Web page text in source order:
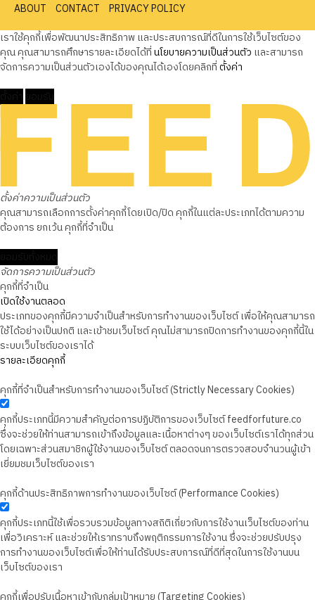
ABOUT CONTACT
PRIVACY POLICY
เราใช้คุกกี้เพื่อพัฒนาประสิทธิภาพ และประสบการณ์ที่ดีในการใช้เว็บไซต์ของ
คุณ คุณสามารถศึกษารายละเอียดได้ที่นโยบายความเป็นส่วนตัว และสามารถ
จัดการความเป็นส่วนตัวเองได้ของคุณได้เองโดยคลิกที่ตั้งค่า
ตั้งค่าความเป็นส่วนตัว
คุณสามารถเลือกการตั้งค่าคุกกี้โดยเปิด/ปิด คุกกี้ในแต่ละประเภทได้ตามความ
ต้องการ ยกเว้น คุกกี้ที่จำเป็น
จัดการความเป็นส่วนตัว
คุกกี้ที่จำเป็น
เปิดใช้งานตลอด
ประเภทของคุกกี้มีความจำเป็นสำหรับการทำงานของเว็บไซต์ เพื่อให้คุณสามารถ
ใช้ได้อย่างเป็นปกติ และเข้าชมเว็บไซต์ คุณไม่สามารถปิดการทำงานของคุกกี้นี้ใน
ระบบเว็บไซต์ของเราได้
รายละเอียดคุกกี้
คุกกี้ที่จำเป็นสำหรับการทำงานของเว็บไซต์ (Strictly Necessary Cookies)
คุกกี้ประเภทนี้มีความสำคัญต่อการปฏิบัติการของเว็บไซต์ feedforfuture.co
ซึ่งจะช่วยให้ท่านสามารถเข้าถึงข้อมูลและเนื้อหาต่างๆ ของเว็บไซต์เราได้ทุกส่วน
โดยเฉพาะส่วนสมาชิกผู้ใช้งานของเว็บไซต์ ตลอดจนการตรวจสอบจำนวนผู้เข้า
เยี่ยมชมเว็บไซต์ของเรา
คุกกี้ด้านประสิทธิภาพการทำงานของเว็บไซต์ (Performance Cookies)
คุกกี้ประเภทนี้ใช้เพื่อรวบรวมข้อมูลทางสถิติเกี่ยวกับการใช้งานเว็บไซต์ของท่าน
เพื่อวิเคราะห์ และช่วยให้เราทราบถึงพฤติกรรมการใช้งาน ซึ่งจะช่วยปรับปรุง
การทำงานของเว็บไซต์เพื่อให้ท่านได้รับประสบการณ์ที่ดีที่สุดในการใช้งานบน
เว็บไซต์ของเรา
คุกกี้เพื่อปรับเนื้อหาเข้ากับกลุ่มเป้าหมาย (Targeting Cookies)